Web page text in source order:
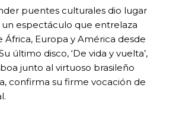
puentes culturales dio lugar
un espectáculo que entrelaza
África, Europa y América desde
último disco, ‘De vida y vuelta’,
junto al virtuoso brasileño
confirma su firme vocación de